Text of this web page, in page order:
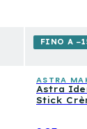
FINO A
ASTRA
Astra
Stick